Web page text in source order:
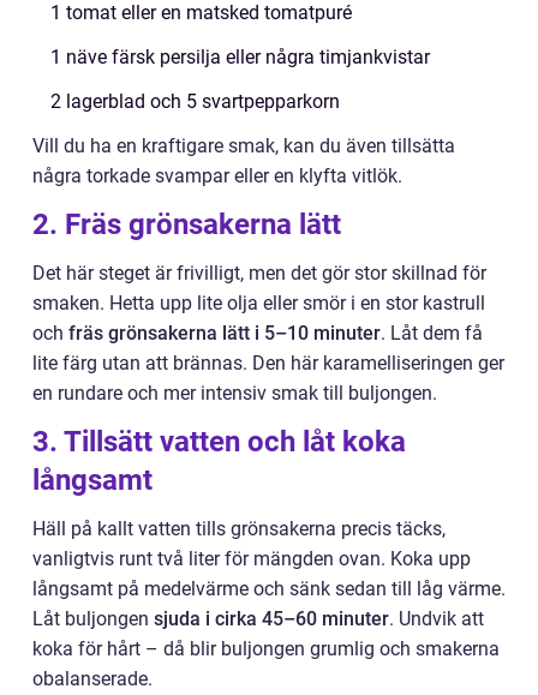
1 tomat eller en matsked tomatpuré
1 näve färsk persilja eller några timjankvistar
2 lagerblad och 5 svartpepparkorn
Vill du ha en kraftigare smak, kan du även tillsätta
några torkade svampar eller en klyfta vitlök.
2. Fräs grönsakerna lätt
Det här steget är frivilligt, men det gör stor skillnad för
smaken. Hetta upp lite olja eller smör i en stor kastrull
och fräs grönsakerna lätt i 5–10 minuter. Låt dem få
lite färg utan att brännas. Den här karamelliseringen ger
en rundare och mer intensiv smak till buljongen.
3. Tillsätt vatten och låt koka
långsamt
Häll på kallt vatten tills grönsakerna precis täcks,
vanligtvis runt två liter för mängden ovan. Koka upp
långsamt på medelvärme och sänk sedan till låg värme.
Låt buljongen sjuda i cirka 45–60 minuter. Undvik att
koka för hårt – då blir buljongen grumlig och smakerna
obalanserade.